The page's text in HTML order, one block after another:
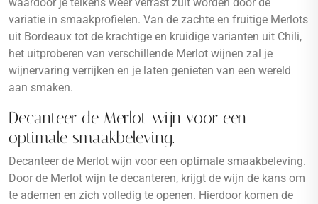
variatie in smaakprofielen. Van de zachte en fruitige Merlots
uit Bordeaux tot de krachtige en kruidige varianten uit Chili,
het uitproberen van verschillende Merlot wijnen zal je
wijnervaring verrijken en je laten genieten van een wereld
aan smaken.
Decanteer de Merlot wijn voor een
optimale smaakbeleving.
Decanteer de Merlot wijn voor een optimale smaakbeleving.
Door de Merlot wijn te decanteren, krijgt de wijn de kans om
te ademen en zich volledig te openen. Hierdoor komen de